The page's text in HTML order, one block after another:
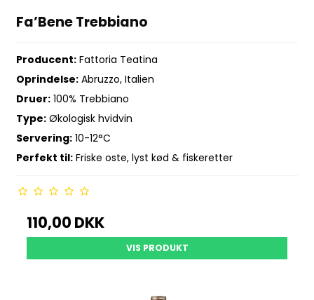
Fa’Bene Trebbiano
Producent: Fattoria Teatina
Oprindelse: Abruzzo, Italien
Druer: 100% Trebbiano
Type: Økologisk hvidvin
Servering: 10-12°C
Perfekt til: Friske oste, lyst kød & fiskeretter
110,00 DKK
VIS PRODUKT